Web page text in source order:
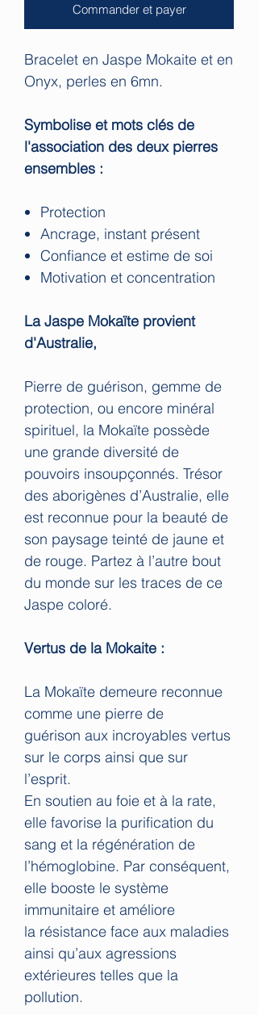
Commander et payer
Bracelet en Jaspe Mokaite et en
Onyx, perles en 6mn.
Symbolise et mots clés de
l'association des deux pierres
ensembles :
Protection
Ancrage, instant présent
Confiance et estime de soi
Motivation et concentration
La Jaspe Mokaïte provient
d'Australie,
Pierre de guérison, gemme de
protection, ou encore minéral
spirituel, la Mokaïte possède
une grande diversité de
pouvoirs insoupçonnés. Trésor
des aborigènes d’Australie, elle
est reconnue pour la beauté de
son paysage teinté de jaune et
de rouge. Partez à l’autre bout
du monde sur les traces de ce
Jaspe coloré.
Vertus de la Mokaite :
La Mokaïte demeure reconnue
comme une pierre de
guérison aux incroyables vertus
sur le corps ainsi que sur
l’esprit.
En soutien au foie et à la rate,
elle favorise la purification du
sang et la régénération de
l’hémoglobine. Par conséquent,
elle booste le système
immunitaire et améliore
la résistance face aux maladies
ainsi qu’aux agressions
extérieures telles que la
pollution.